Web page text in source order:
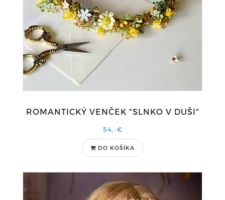
ROMANTICKÝ VENČEK "SLNKO V DUŠI"
54,-€
DO KOŠÍKA